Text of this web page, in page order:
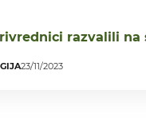
razvalili na
23/11/2023